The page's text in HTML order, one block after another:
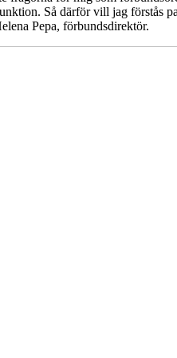
Så därför vill jag förstås
Pepa, förbundsdirektör.